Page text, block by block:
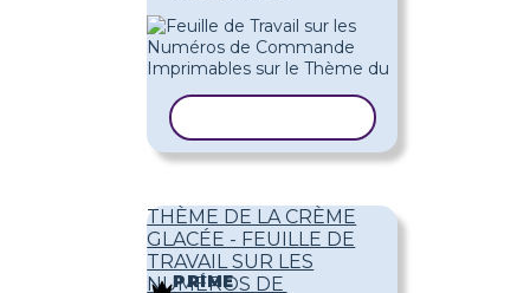
THÈME DE LA CRÈME
GLACÉE - FEUILLE DE
TRAVAIL SUR LES
NUMÉROS DE
PRIME